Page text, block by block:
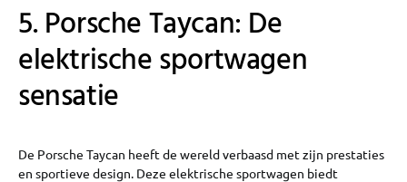
5. Porsche Taycan: De
elektrische sportwagen
sensatie
De Porsche Taycan heeft de wereld verbaasd met zijn prestaties
en sportieve design. Deze elektrische sportwagen biedt